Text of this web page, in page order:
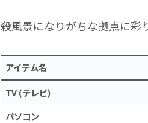
殺風景になりがちな拠点に彩
アイテム名
TV (テレビ)
パソコン